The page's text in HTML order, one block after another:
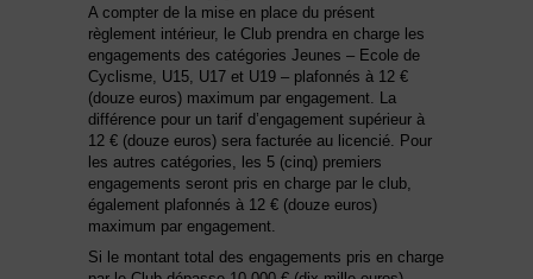
A compter de la mise en place du présent
règlement intérieur, le Club prendra en charge les
engagements des catégories Jeunes – Ecole de
Cyclisme, U15, U17 et U19 – plafonnés à 12 €
(douze euros) maximum par engagement. La
différence pour un tarif d’engagement supérieur à
12 € (douze euros) sera facturée au licencié. Pour
les autres catégories, les 5 (cinq) premiers
engagements seront pris en charge par le club,
également plafonnés à 12 € (douze euros)
maximum par engagement.
Si le montant total des engagements pris en charge